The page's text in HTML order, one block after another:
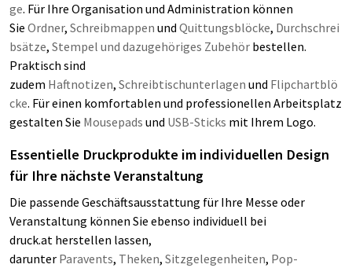
ge. Für Ihre Organisation und Administration können
Sie Ordner, Schreibmappen und Quittungsblöcke, Durchschrei
bsätze, Stempel und dazugehöriges Zubehör bestellen.
Praktisch sind
zudem Haftnotizen, Schreibtischunterlagen und Flipchartblö
cke. Für einen komfortablen und professionellen Arbeitsplatz
gestalten Sie Mousepads und USB-Sticks mit Ihrem Logo.
Essentielle Druckprodukte im individuellen Design
für Ihre nächste Veranstaltung
Die passende Geschäftsausstattung für Ihre Messe oder
Veranstaltung können Sie ebenso individuell bei
druck.at herstellen lassen,
darunter Paravents, Theken, Sitzgelegenheiten, Pop-